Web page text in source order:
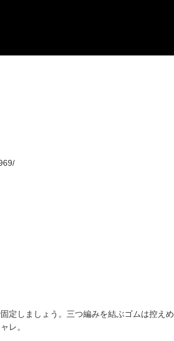
定しましょう。三つ編みを結ぶゴムは控えめ
レ。